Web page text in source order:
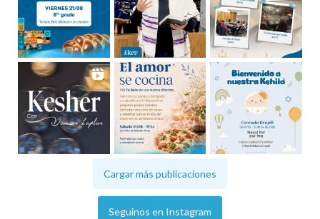
Cargar más publicaciones
Seguinos en Instagram